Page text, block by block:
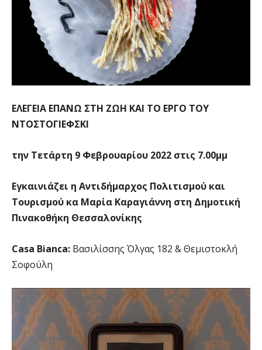
ΕΛΕΓΕΙΑ ΕΠΑΝΩ ΣΤΗ ΖΩΗ ΚΑΙ ΤΟ ΕΡΓΟ ΤΟΥ
ΝΤΟΣΤΟΓΙΕΦΣΚΙ
την Τετάρτη 9 Φεβρουαρίου 2022 στις 7.00μμ
Εγκαινιάζει η Αντιδήμαρχος Πολιτισμού και
Τουρισμού κα Μαρία Καραγιάννη στη Δημοτική
Πινακοθήκη Θεσσαλονίκης
Casa Bianca: Βασιλίσσης Όλγας 182 & Θεμιστοκλή
Σοφούλη